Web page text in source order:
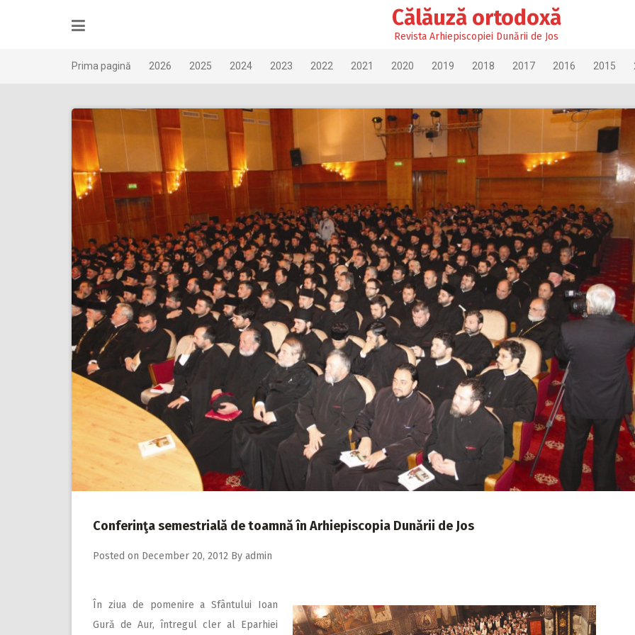
Călăuză ortodoxă
Revista Arhiepiscopiei Dunării de Jos
Prima pagină 2026 2025 2024 2023 2022 2021 2020 2019 2018 2017 2016 2015
Conferinţa semestrială de toamnă în Arhiepiscopia Dunării de Jos
Posted on December 20, 2012 By admin
În ziua de pomenire a Sfântului Ioan
Gură de Aur, întregul cler al Eparhiei